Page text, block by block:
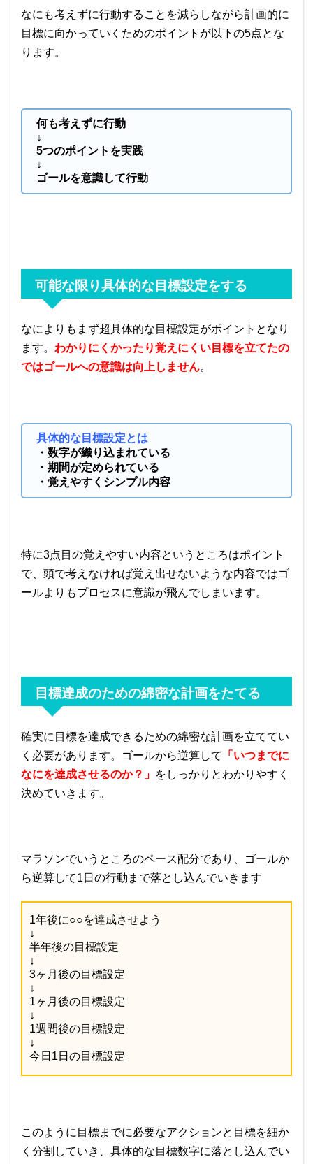
なにも考えずに行動することを減らしながら計画的に
目標に向かっていくためのポイントが以下の5点とな
ります。
何も考えずに行動
↓
5つのポイントを実践
↓
ゴールを意識して行動
可能な限り具体的な目標設定をする
なによりもまず超具体的な目標設定がポイントとなり
ます。 わかりにくかったり覚えにくい目標を立てたの
ではゴールへの意識は向上しません。
具体的な目標設定とは
・数字が織り込まれている
・期間が定められている
・覚えやすくシンプル内容
特に3点目の覚えやすい内容というところはポイント
で、頭で考えなければ覚え出せないような内容ではゴ
ールよりもプロセスに意識が飛んでしまいます。
目標達成のための綿密な計画をたてる
確実に目標を達成できるための綿密な計画を立ててい
く必要があります。ゴールから逆算して
「いつまでに
なにを達成させるのか？」 をしっかりとわかりやすく
決めていきます。
マラソンでいうところのペース配分であり、ゴールか
ら逆算して1日の行動まで落とし込んでいきます
1年後に○○を達成させよう
↓
半年後の目標設定
↓
3ヶ月後の目標設定
↓
1ヶ月後の目標設定
↓
1週間後の目標設定
↓
今日1日の目標設定
このように目標までに必要なアクションと目標を細か
く分割していき、具体的な目標数字に落とし込んでい